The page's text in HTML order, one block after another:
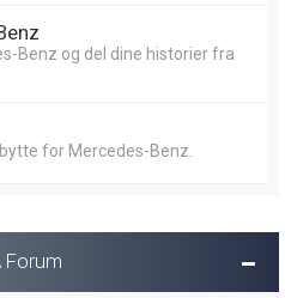
Benz og del dine historier fra
for Mercedes-Benz.
Forum